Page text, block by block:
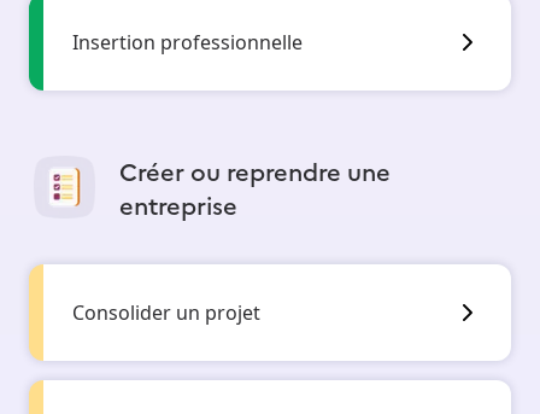
Insertion professionnelle
Créer ou reprendre une
entreprise
Consolider un projet